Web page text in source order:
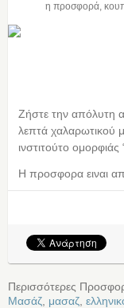
η προσφορά,
Ζήστε την απόλυτη
λεπτά χαλαρωτικού
ινστιτούτο
Η προσφορα ειναι
Περισσότερες
Μασάζ μασαζ